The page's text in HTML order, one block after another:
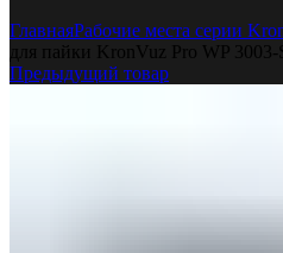
ГлавнаяРабочие места серии
для пайки KronVuz Pro WP
Предыдущий товар